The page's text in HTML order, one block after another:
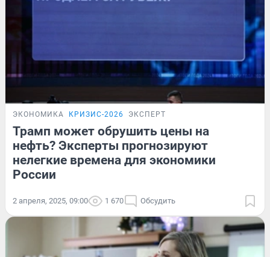
ЭКОНОМИКА КРИЗИС-2026 ЭКСПЕРТ
Трамп может обрушить цены на
нефть? Эксперты прогнозируют
нелегкие времена для экономики
России
2 апреля, 2025, 09:00 1 670 Обсудить